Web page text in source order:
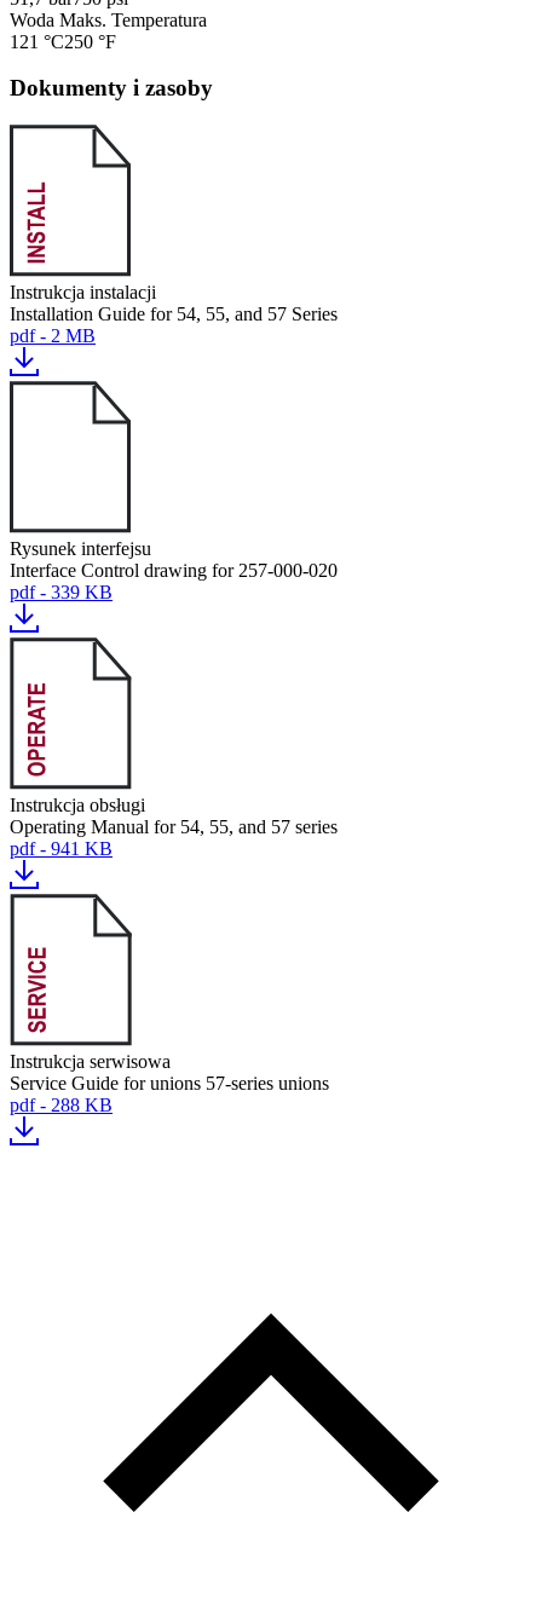
Woda Maks. Temperatura
121 °C250 °F
Dokumenty i zasoby
Instrukcja instalacji
Installation Guide for 54, 55, and 57 Series
pdf - 2 MB
Rysunek interfejsu
Interface Control drawing for 257-000-020
pdf - 339 KB
Instrukcja obsługi
Operating Manual for 54, 55, and 57 series
pdf - 941 KB
Instrukcja serwisowa
Service Guide for unions 57-series unions
pdf - 288 KB